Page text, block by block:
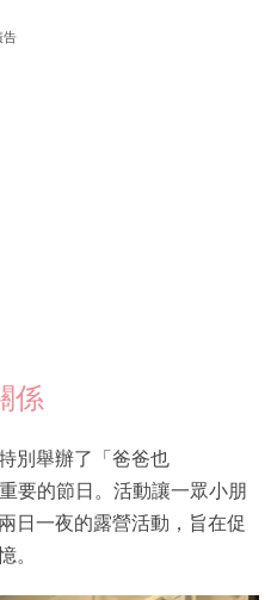
告
係
別舉辦了「爸爸也
要的節日。活動讓一眾小朋
日一夜的露營活動，旨在促
。